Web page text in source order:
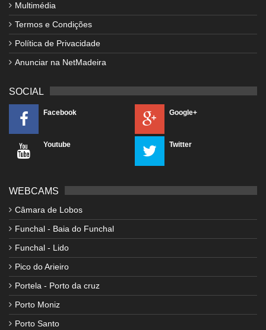
Multimédia
Termos e Condições
Política de Privacidade
Anunciar na NetMadeira
SOCIAL
Facebook Google+
Youtube Twitter
WEBCAMS
Câmara de Lobos
Funchal - Baia do Funchal
Funchal - Lido
Pico do Arieiro
Portela - Porto da cruz
Porto Moniz
Porto Santo